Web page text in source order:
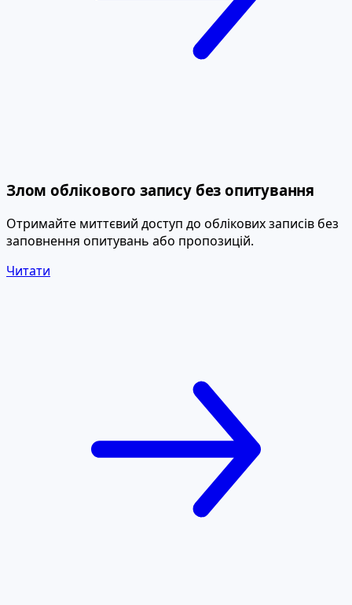
Злом облікового запису без опитування
Отримайте миттєвий доступ до облікових записів без
заповнення опитувань або пропозицій.
Читати